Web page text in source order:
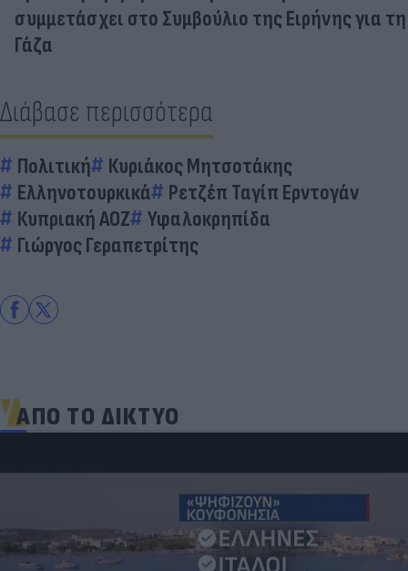
συμμετάσχει στο Συμβούλιο της Ειρήνης για τη
Γάζα
Διάβασε περισσότερα
Πολιτική
Κυριάκος Μητσοτάκης
Ελληνοτουρκικά
Ρετζέπ Ταγίπ Ερντογάν
Κυπριακή ΑΟΖ
Υφαλοκρηπίδα
Γιώργος Γεραπετρίτης
ΑΠΟ ΤΟ ΔΙΚΤΥΟ